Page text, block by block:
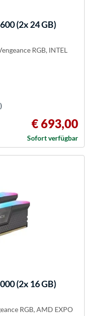
(2x 24 GB)
RGB, INTEL
€ 693,00
Sofort verfügbar
(2x 16 GB)
RGB, AMD EXPO